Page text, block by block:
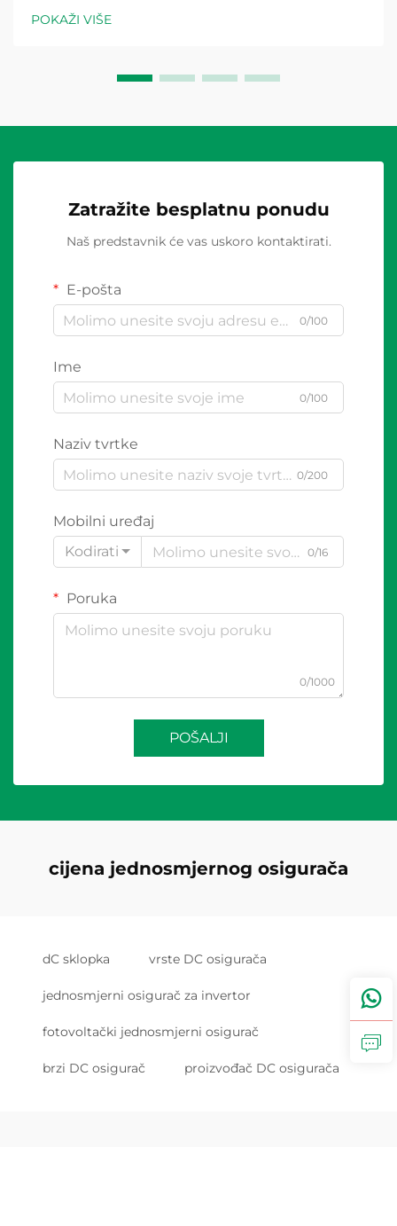
i usklađenost s električnim propisima. Vanjske sredine
predstavljaju jedinstvene izazove...
POKAŽI VIŠE
Zatražite besplatnu ponudu
Naš predstavnik će vas uskoro kontaktirati.
E-pošta
0/100
Ime
0/100
Naziv tvrtke
0/200
Mobilni uređaj
Kodirati
0/16
Poruka
0/1000
POŠALJI
cijena jednosmjernog osigurača
dC sklopka vrste DC osigurača
jednosmjerni osigurač za invertor
fotovoltački jednosmjerni osigurač
brzi DC osigurač proizvođač DC osigurača